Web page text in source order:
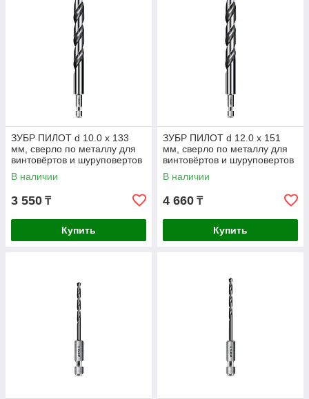
ЗУБР ПИЛОТ d 10.0 х 133
мм, сверло по металлу для
винтовёртов и шуруповертов
IMPACT READY
Профессионал
В наличии
3 550 ₸
Купить
ЗУБР ПИЛОТ d 12.0 х 151
мм, сверло по металлу для
винтовёртов и шуруповертов
IMPACT READY
Профессионал
В наличии
4 660 ₸
Купить